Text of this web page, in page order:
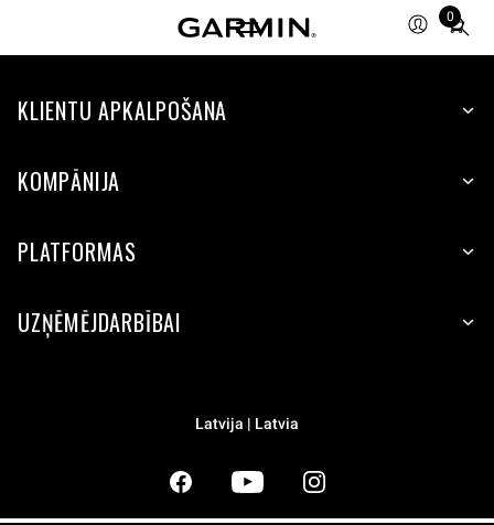
0
Total
items
cart:
KLIENTU APKALPOŠANA
KOMPĀNIJA
PLATFORMAS
UZŅĒMĒJDARBĪBAI
Latvija | Latvia